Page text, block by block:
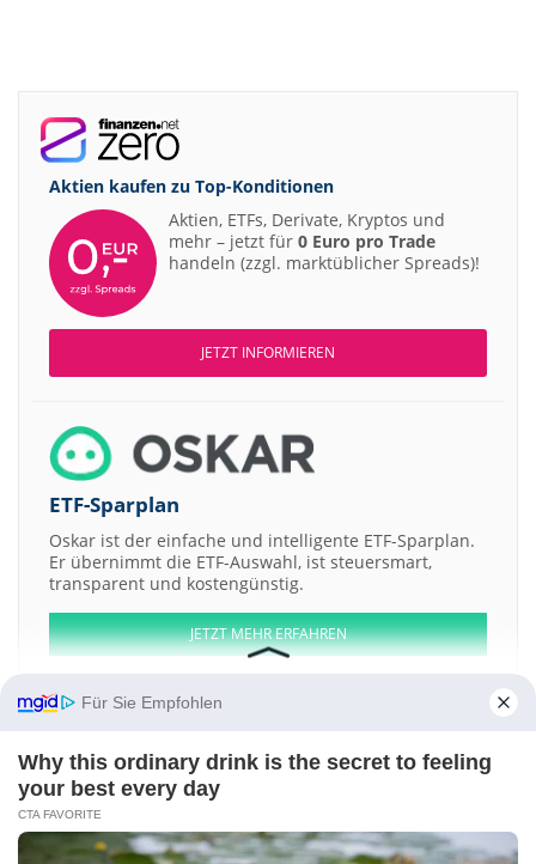
Aktien kaufen zu Top-Konditionen
Aktien, ETFs, Derivate, Kryptos und
mehr – jetzt für 0 Euro pro Trade
handeln (zzgl. marktüblicher Spreads)!
JETZT INFORMIEREN
ETF-Sparplan
Oskar ist der einfache und intelligente ETF-Sparplan.
Er übernimmt die ETF-Auswahl, ist steuersmart,
transparent und kostengünstig.
JETZT MEHR ERFAHREN
Aktien ATX DAX EuroStoxx 50 Dow Jones NASDAQ 100 Nikkei 225
Weitere Aktien:
Für Sie Empfohlen
Why this ordinary drink is the secret to feeling
your best every day
CTA FAVORITE